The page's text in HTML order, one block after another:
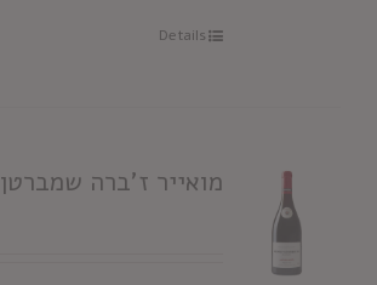
Details
מואייר ז'ברה שמברטן